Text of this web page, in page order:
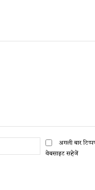
ईमेल:*अगली बार
वेबसाइट सहेजें